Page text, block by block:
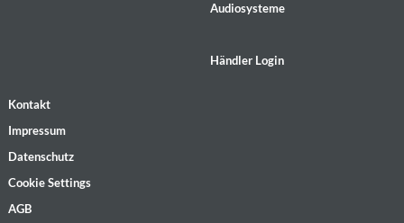
Audiosysteme
Händler Login
Kontakt
Impressum
Datenschutz
Cookie Settings
AGB